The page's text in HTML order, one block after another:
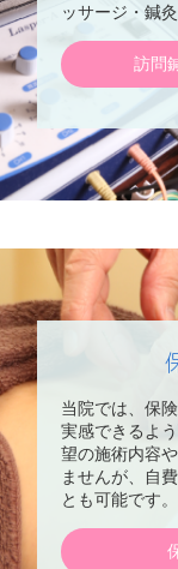
ッサージ・鍼
訪問
当院では、保
実感できるよ
望の施術内容
ませんが、自
とも可能です。